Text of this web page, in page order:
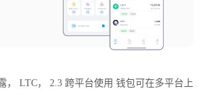
， LTC， 2.3 跨平台使用 钱包可在多平台上